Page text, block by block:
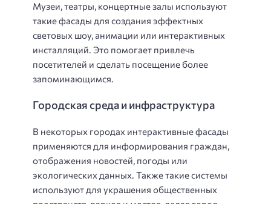
Музеи, театры, концертные залы используют
такие фасады для создания эффектных
световых шоу, анимации или интерактивных
инсталляций. Это помогает привлечь
посетителей и сделать посещение более
запоминающимся.
Городская среда и инфраструктура
В некоторых городах интерактивные фасады
применяются для информирования граждан,
отображения новостей, погоды или
экологических данных. Также такие системы
используют для украшения общественных